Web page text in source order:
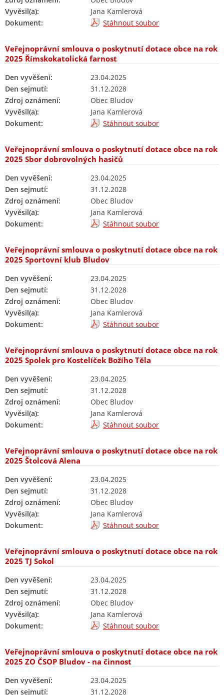
Vyvěsil(a):
Jana Kamlerová
Dokument:
Stáhnout soubor
Veřejnoprávní smlouva o poskytnutí dotace obce na rok
2025 Římskokatolická farnost
Den vyvěšení:
23.04.2025
Den sejmutí:
31.12.2028
Zdroj oznámení:
Obec Bludov
Vyvěsil(a):
Jana Kamlerová
Dokument:
Stáhnout soubor
Veřejnoprávní smlouva o poskytnutí dotace obce na rok
2025 Sbor dobrovolných hasičů
Den vyvěšení:
23.04.2025
Den sejmutí:
31.12.2028
Zdroj oznámení:
Obec Bludov
Vyvěsil(a):
Jana Kamlerová
Dokument:
Stáhnout soubor
Veřejnoprávní smlouva o poskytnutí dotace obce na rok
2025 Sportovní klub Bludov
Den vyvěšení:
23.04.2025
Den sejmutí:
31.12.2028
Zdroj oznámení:
Obec Bludov
Vyvěsil(a):
Jana Kamlerová
Dokument:
Stáhnout soubor
Veřejnoprávní smlouva o poskytnutí dotace obce na rok
2025 Spolek pro Kostelíček Božího Těla
Den vyvěšení:
23.04.2025
Den sejmutí:
31.12.2028
Zdroj oznámení:
Obec Bludov
Vyvěsil(a):
Jana Kamlerová
Dokument:
Stáhnout soubor
Veřejnoprávní smlouva o poskytnutí dotace obce na rok
2025 Štolcová Alena
Den vyvěšení:
23.04.2025
Den sejmutí:
31.12.2028
Zdroj oznámení:
Obec Bludov
Vyvěsil(a):
Jana Kamlerová
Dokument:
Stáhnout soubor
Veřejnoprávní smlouva o poskytnutí dotace obce na rok
2025 TJ Sokol
Den vyvěšení:
23.04.2025
Den sejmutí:
31.12.2028
Zdroj oznámení:
Obec Bludov
Vyvěsil(a):
Jana Kamlerová
Dokument:
Stáhnout soubor
Veřejnoprávní smlouva o poskytnutí dotace obce na rok
2025 ZO ČSOP Bludov - na činnost
Den vyvěšení:
23.04.2025
Den sejmutí:
31.12.2028